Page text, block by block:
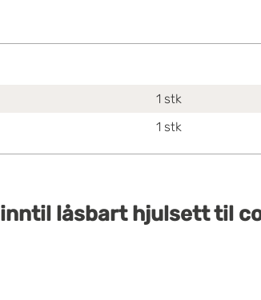
1 stk
1 stk
inntil låsbart hjulsett til